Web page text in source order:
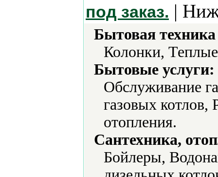
под заказ. |
Бытовая
Колонки,
Бытовые услуги:
Обслуживание
газовых котлов,
отопления.
Сантехника,
Бойлеры,